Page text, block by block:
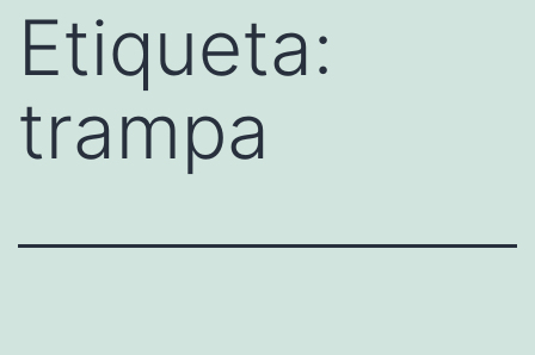
Etiqueta:
trampa